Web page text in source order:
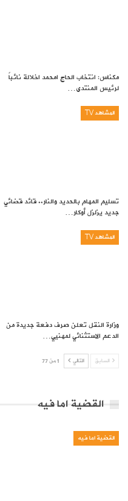
مكناس: انتخاب الحاج امحمد اخلالة نائباً
لرئيس المنتدى…
المشاهد TV
تسليم المهام بالحديد والنار.. قائد قضائي
جديد يزلزل أوكار…
المشاهد TV
وزارة النقل تعلن صرف دفعة جديدة من
الدعم الاستثنائي لمهنيي…
السابق التالي 1 من 77
القضية اما فيه
القضية اما فيه